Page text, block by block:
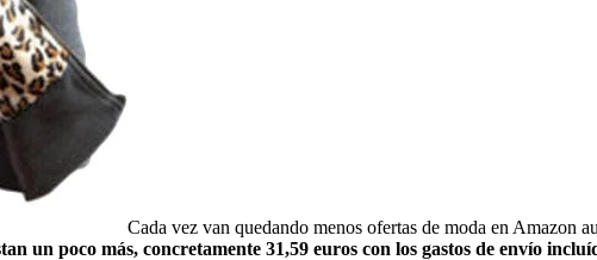
Cada vez van quedando menos ofertas de moda en Amazon
un poco más, concretamente 31,59 euros con los gastos de envío